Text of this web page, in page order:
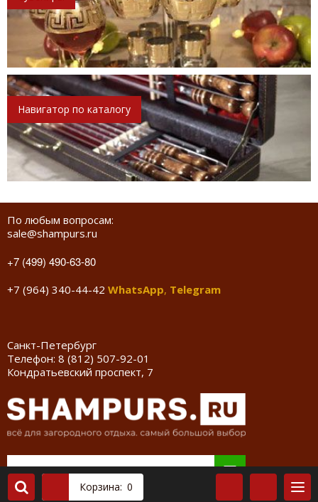
Навигатор по каталогу
По любым вопросам:
sale@shampurs.ru
+7 (499) 490-63-80
+7 (964) 340-44-42 WhatsApp, Telegram
Санкт-Петербург
Телефон: 8 (812) 507-92-01
Кондратьевский проспект, 7
Корзина: 0